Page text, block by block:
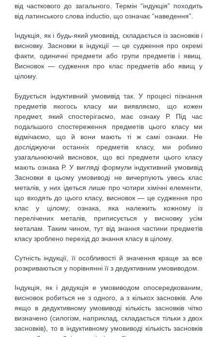
від часткового до загального. Термін “індукція” походить
від латинського слова inductio, що означає “наведення”.
Індукція, як і будь-який умовивід, складається із засновків і
висновку. Засновки в індукції — це судження про окремі
факти, одиничні предмети або групи предметів і явищ.
Висновок — судження про клас предметів або явищ у
цілому.
Будується індуктивний умовивід так. У процесі пізнання
предметів якогось класу ми виявляємо, що кожен
предмет, який спостерігаємо, має ознаку Р. Під час
подальшого спостереження предметів цього класу ми
відмічаємо, що й вони мають ті ж самі ознаки. Не
досліджуючи останніх предметів класу, ми робимо
узагальнюючий висновок, що всі предмети цього класу
мають ознака Р. У вигляді формули індуктивний умовивід
Засновки в цьому умовиводі не вичерпують увесь клас
металів, у них ідеться лише про чотири хімічні елементи,
що входять до цього класу, висновок — це судження про
клас у цілому; ознака, яка належить кожному із
перелічених металів, приписується у висновку усім
металам. Таким чином, тут від знання частини предметів
класу зроблено перехід до знання класу в цілому.
Сутність індукції, її особливості й значення краще за все
розкриваються у порівнянні її з дедуктивним умовиводом.
Індукція, як і дедукція е умовиводом опосередкованим,
висновок робиться не з одного, а з кількох засновків. Але
якщо в дедуктивному умовиводі кількість засновків чітко
визначено (силогізм, наприклад, складається тільки з двох
засновків), то в індуктивному умовиводі кількість засновків